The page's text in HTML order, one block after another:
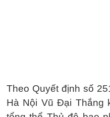
Theo Quyết định số
Hà Nội Vũ Đại Thắng